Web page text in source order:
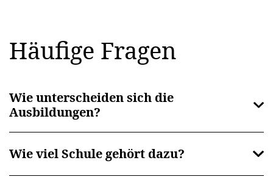
Häufige Fragen
Wie unterscheiden sich die
Ausbildungen?
Wie viel Schule gehört dazu?